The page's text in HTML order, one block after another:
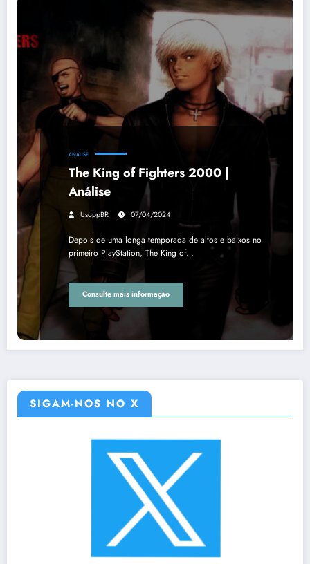
ANÁLISE
The King of Fighters 2000 |
Análise
UsoppBR 07/04/2024
Depois de uma longa temporada de altos e baixos no
primeiro PlayStation, The King of…
Consulte mais informação
SIGAM-NOS NO X